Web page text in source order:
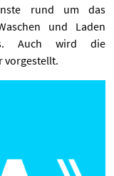
rund um das
und Laden
Auch wird die
vorgestellt.